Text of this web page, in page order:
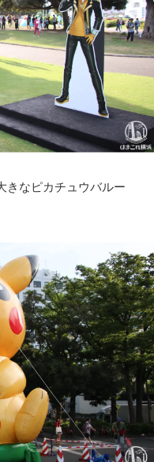
きなピカチュウバルー